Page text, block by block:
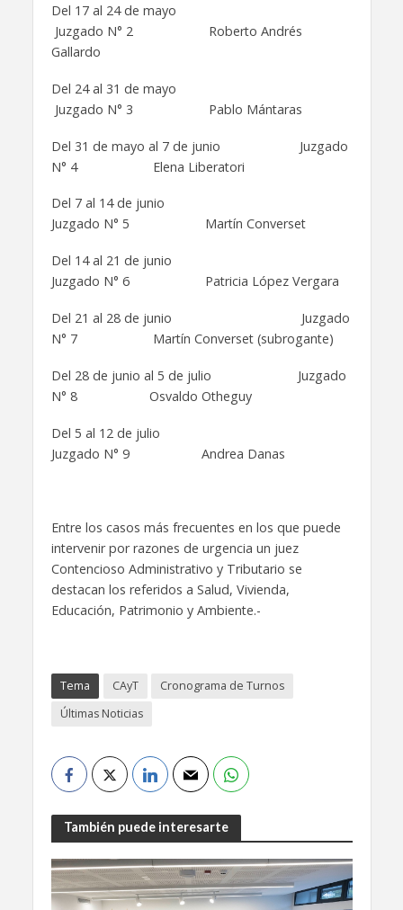
Del 17 al 24 de mayo
Juzgado N° 2 Roberto Andrés
Gallardo
Del 24 al 31 de mayo
Juzgado N° 3 Pablo Mántaras
Del 31 de mayo al 7 de junio Juzgado
N° 4 Elena Liberatori
Del 7 al 14 de junio
Juzgado N° 5 Martín Converset
Del 14 al 21 de junio
Juzgado N° 6 Patricia López Vergara
Del 21 al 28 de junio Juzgado
N° 7 Martín Converset (subrogante)
Del 28 de junio al 5 de julio Juzgado
N° 8 Osvaldo Otheguy
Del 5 al 12 de julio
Juzgado N° 9 Andrea Danas
Entre los casos más frecuentes en los que puede
intervenir por razones de urgencia un juez
Contencioso Administrativo y Tributario se
destacan los referidos a Salud, Vivienda,
Educación, Patrimonio y Ambiente.-
Tema CAyT
Cronograma de Turnos
Últimas Noticias
También puede interesarte